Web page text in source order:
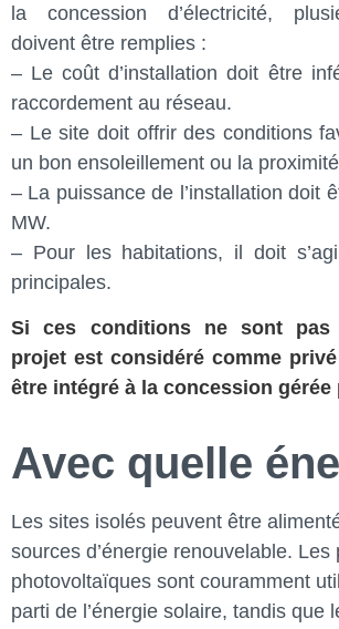
la concession d’électricité,
doivent être remplies :
– Le coût d’installation doit être
raccordement au réseau.
– Le site doit offrir des conditions
un bon ensoleillement ou la
– La puissance de l’installation doit
MW.
– Pour les habitations, il doit
principales.
Si ces conditions ne sont pas
projet est considéré comme
être intégré à la concession gérée
Avec quelle
Les sites isolés peuvent être
sources d’énergie renouvelable. Les
photovoltaïques sont couramment
parti de l’énergie solaire, tandis que